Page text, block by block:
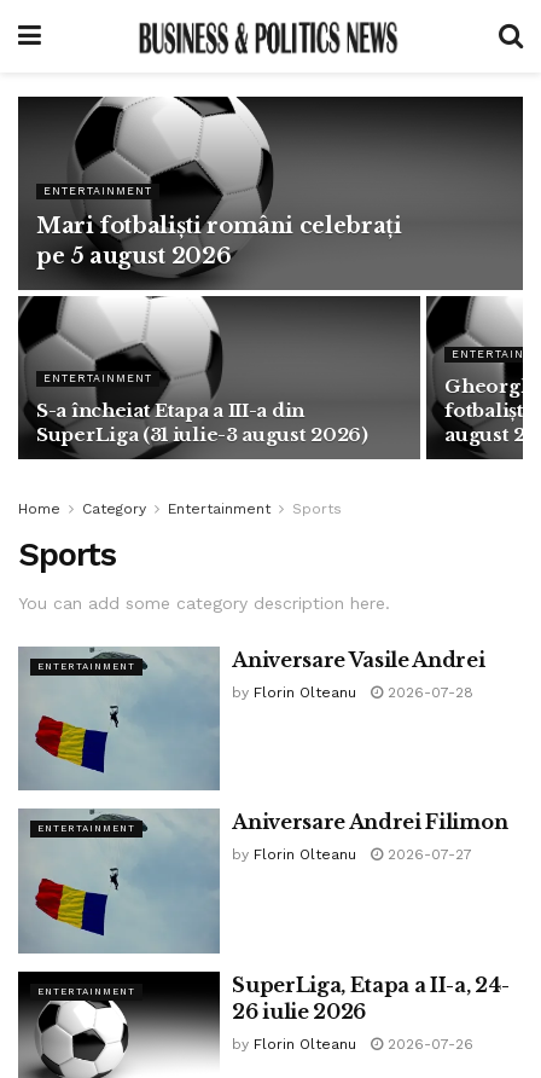
ENTERTAINMENT
Mari fotbaliști români celebrați
pe 5 august 2026
ENTERTAINMENT
S-a încheiat Etapa a III-a din
SuperLiga (31 iulie-3 august 2026)
fotbaliști
august
Home Category Entertainment Sports
Sports
You can add some category description here.
ENTERTAINMENT Aniversare Vasile Andrei
by Florin Olteanu 2026-07-28
ENTERTAINMENT Aniversare Andrei Filimon
by Florin Olteanu 2026-07-27
ENTERTAINMENT
SuperLiga, Etapa a II-a, 24-
26 iulie 2026
by Florin Olteanu 2026-07-26